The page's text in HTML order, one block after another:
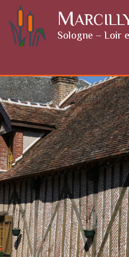
Skip to content M
Sologne – Loir